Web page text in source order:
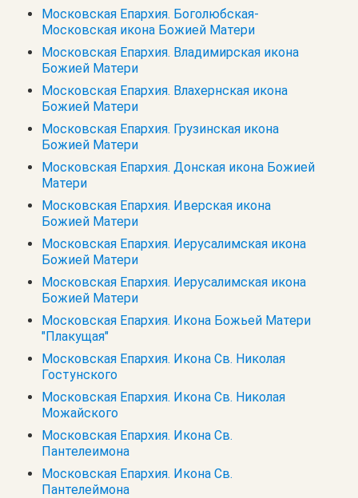
Московская Епархия. Боголюбская-
Московская икона Божией Матери
Московская Епархия. Владимирская икона
Божией Матери
Московская Епархия. Влахернская икона
Божией Матери
Московская Епархия. Грузинская икона
Божией Матери
Московская Епархия. Донская икона Божией
Матери
Московская Епархия. Иверская икона
Божией Матери
Московская Епархия. Иерусалимская икона
Божией Матери
Московская Епархия. Иерусалимская икона
Божией Матери
Московская Епархия. Икона Божьей Матери
"Плакущая"
Московская Епархия. Икона Св. Николая
Гостунского
Московская Епархия. Икона Св. Николая
Можайского
Московская Епархия. Икона Св.
Пантелеимона
Московская Епархия. Икона Св.
Пантелеймона